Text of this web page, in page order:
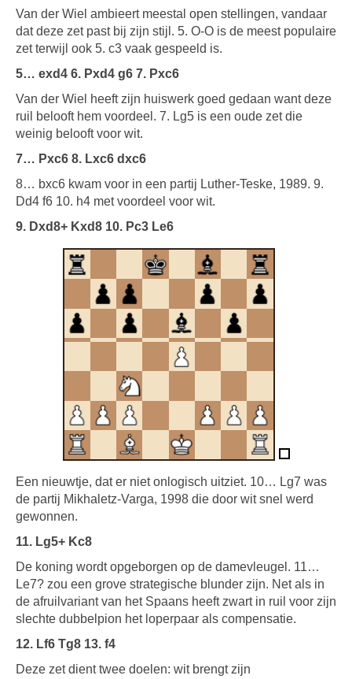
Van der Wiel ambieert meestal open stellingen, vandaar
dat deze zet past bij zijn stijl. 5. O-O is de meest populaire
zet terwijl ook 5. c3 vaak gespeeld is.
5… exd4 6. Pxd4 g6 7. Pxc6
Van der Wiel heeft zijn huiswerk goed gedaan want deze
ruil belooft hem voordeel. 7. Lg5 is een oude zet die
weinig belooft voor wit.
7… Pxc6 8. Lxc6 dxc6
8… bxc6 kwam voor in een partij Luther-Teske, 1989. 9.
Dd4 f6 10. h4 met voordeel voor wit.
9. Dxd8+ Kxd8 10. Pc3 Le6
Een nieuwtje, dat er niet onlogisch uitziet. 10… Lg7 was
de partij Mikhaletz-Varga, 1998 die door wit snel werd
gewonnen.
11. Lg5+ Kc8
De koning wordt opgeborgen op de damevleugel. 11…
Le7? zou een grove strategische blunder zijn. Net als in
de afruilvariant van het Spaans heeft zwart in ruil voor zijn
slechte dubbelpion het loperpaar als compensatie.
12. Lf6 Tg8 13. f4
Deze zet dient twee doelen: wit brengt zijn